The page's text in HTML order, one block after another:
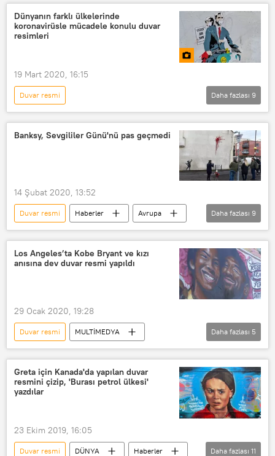
Dünyanın farklı ülkelerinde
koronavirüsle mücadele konulu duvar
resimleri
19 Mart 2020, 16:15
Duvar resmi
Çin’de başlayan koronavirüs salgını
FOTOĞRAF
MULTİMEDYA
Daha fazlası 9
Banksy, Sevgililer Günü'nü pas geçmedi
14 Şubat 2020, 13:52
Duvar resmi Haberler
Avrupa
DÜNYA
YAŞAM
Banksy
İngiltere
Sokak sanatı
Sokak sanatçısı
Graffiti
Daha fazlası 9
Los Angeles’ta Kobe Bryant ve kızı
anısına dev duvar resmi yapıldı
29 Ocak 2020, 19:28
Duvar resmi
MULTİMEDYA
Kobe Bryant
Gianna Maria Bryant
Los Angeles
Basketbol
VİDEO
Daha fazlası 5
Greta için Kanada'da yapılan duvar
resmini çizip, 'Burası petrol ülkesi'
yazdılar
23 Ekim 2019, 16:05
Duvar resmi DÜNYA
Haberler
Daha fazlası 11